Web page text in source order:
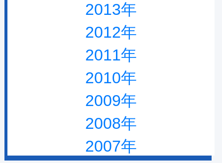
2013年
2012年
2011年
2010年
2009年
2008年
2007年